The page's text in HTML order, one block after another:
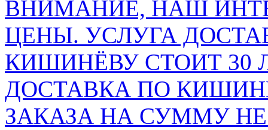
ВНИМАНИЕ, НАШ
ЦЕНЫ. УСЛУГА
КИШИНЁВУ СТОИТ 30
ДОСТАВКА ПО
ЗАКАЗА НА СУММУ НЕ